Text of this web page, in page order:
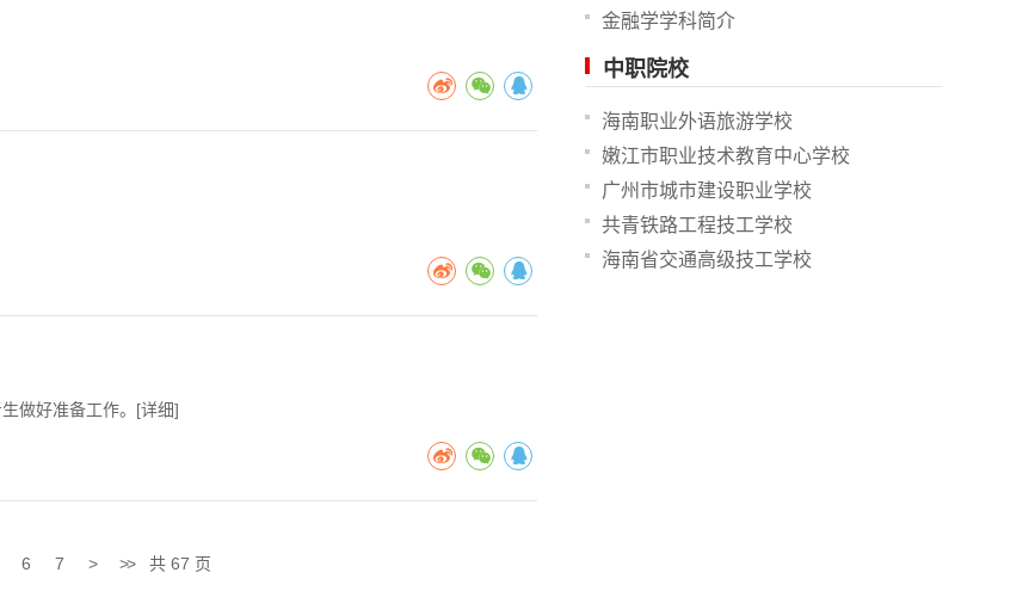
做好准备工作。[详细]
6 7 > >> 共 67 页
金融学学科简介
中职院校
海南职业外语旅游学校
嫩江市职业技术教育中心学校
广州市城市建设职业学校
共青铁路工程技工学校
海南省交通高级技工学校